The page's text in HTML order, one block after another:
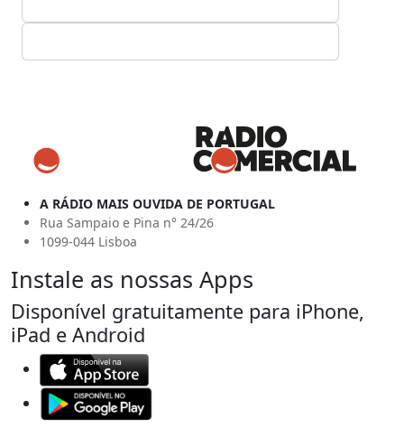
A RÁDIO MAIS OUVIDA DE PORTUGAL
Rua Sampaio e Pina n° 24/26
1099-044 Lisboa
Instale as nossas Apps
Disponível gratuitamente para iPhone,
iPad e Android